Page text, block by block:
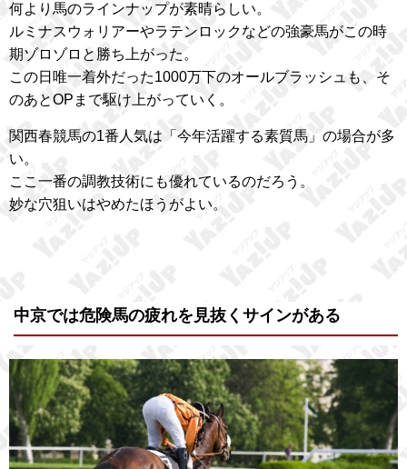
何より馬のラインナップが素晴らしい。
ルミナスウォリアーやラテンロックなどの強豪馬がこの時
期ゾロゾロと勝ち上がった。
この日唯一着外だった1000万下のオールブラッシュも、そ
のあとOPまで駆け上がっていく。
関西春競馬の1番人気は「今年活躍する素質馬」の場合が多
い。
ここ一番の調教技術にも優れているのだろう。
妙な穴狙いはやめたほうがよい。
中京では危険馬の疲れを見抜くサインがある